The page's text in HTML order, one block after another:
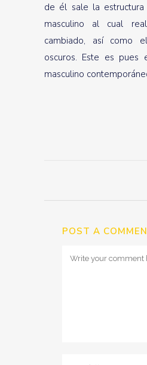
de él sale la estructura
masculino al cual
cambiado, así como
oscuros. Este es
masculino
POST A